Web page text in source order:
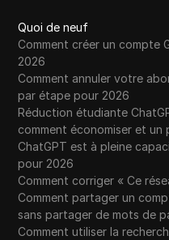
Quoi de neuf
Comment créer un compte
2026
Comment annuler votre
par étape pour 2026
Réduction étudiante
comment économiser et
ChatGPT est à pleine
pour 2026
Comment corriger « Ce
Comment partager un
sans partager de mots de
Comment utiliser la